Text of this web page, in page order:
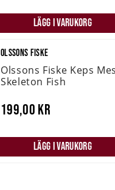
LÄGG I VARUKORG
OLSSONS FISKE
Olssons Fiske Keps
Skeleton Fish
199,00 kr
LÄGG I VARUKORG